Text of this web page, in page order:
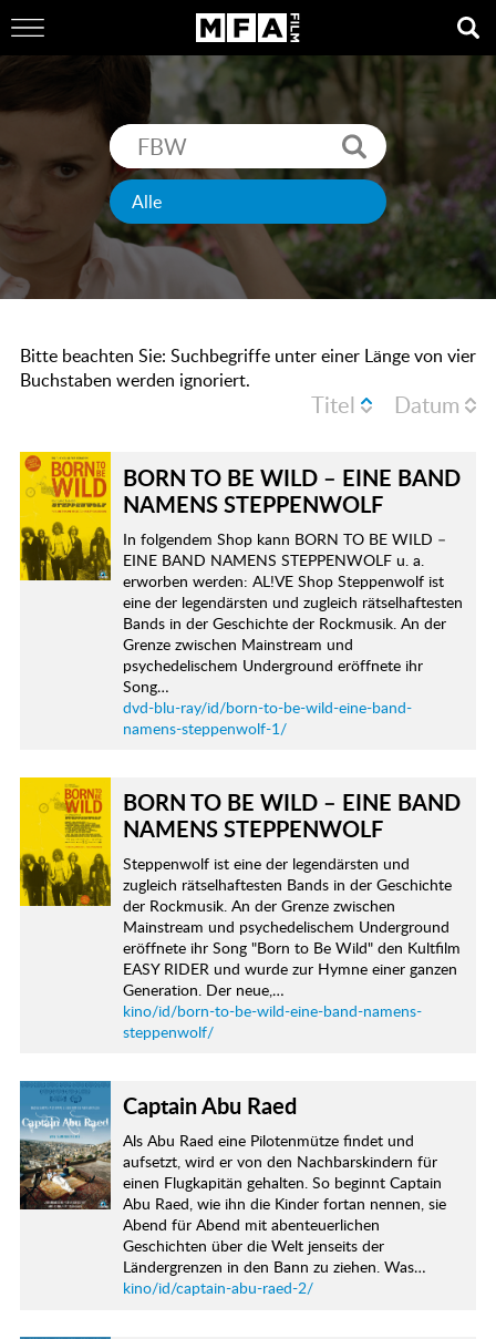
Bitte beachten Sie: Suchbegriffe unter einer Länge von vier
Buchstaben werden ignoriert.
Titel Datum
BORN TO BE WILD – EINE BAND
NAMENS STEPPENWOLF
In folgendem Shop kann BORN TO BE WILD –
EINE BAND NAMENS STEPPENWOLF u. a.
erworben werden: AL!VE Shop Steppenwolf ist
eine der legendärsten und zugleich rätselhaftesten
Bands in der Geschichte der Rockmusik. An der
Grenze zwischen Mainstream und
psychedelischem Underground eröffnete ihr
Song…
dvd-blu-ray/id/born-to-be-wild-eine-band-
namens-steppenwolf-1/
BORN TO BE WILD – EINE BAND
NAMENS STEPPENWOLF
Steppenwolf ist eine der legendärsten und
zugleich rätselhaftesten Bands in der Geschichte
der Rockmusik. An der Grenze zwischen
Mainstream und psychedelischem Underground
eröffnete ihr Song "Born to Be Wild" den Kultfilm
EASY RIDER und wurde zur Hymne einer ganzen
Generation. Der neue,…
kino/id/born-to-be-wild-eine-band-namens-
steppenwolf/
Captain Abu Raed
Als Abu Raed eine Pilotenmütze findet und
aufsetzt, wird er von den Nachbarskindern für
einen Flugkapitän gehalten. So beginnt Captain
Abu Raed, wie ihn die Kinder fortan nennen, sie
Abend für Abend mit abenteuerlichen
Geschichten über die Welt jenseits der
Ländergrenzen in den Bann zu ziehen. Was…
kino/id/captain-abu-raed-2/